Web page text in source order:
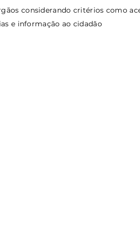
considerando critérios como
e informação ao cidadão